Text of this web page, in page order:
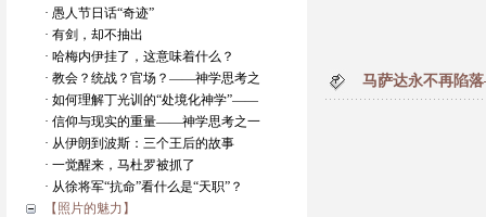
· 愚人节日话“奇迹”
· 有剑，却不抽出
· 哈梅内伊挂了，这意味着什么？
· 教会？统战？官场？——神学思考之
· 如何理解丁光训的“处境化神学”——
· 信仰与现实的重量——神学思考之一
· 从伊朗到波斯：三个王后的故事
· 一觉醒来，马杜罗被抓了
· 从徐将军“抗命”看什么是“天职”？
【照片的魅力】
马萨达永不再陷